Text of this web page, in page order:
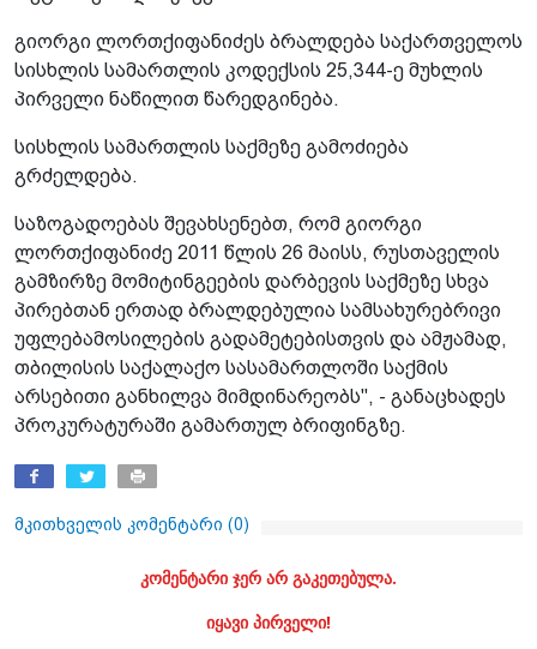
გიორგი ლორთქიფანიძეს ბრალდება საქართველოს
სისხლის სამართლის კოდექსის 25,344-ე მუხლის
პირველი ნაწილით წარედგინება.
სისხლის სამართლის საქმეზე გამოძიება
გრძელდება.
საზოგადოებას შევახსენებთ, რომ გიორგი
ლორთქიფანიძე 2011 წლის 26 მაისს, რუსთაველის
გამზირზე მომიტინგეების დარბევის საქმეზე სხვა
პირებთან ერთად ბრალდებულია სამსახურებრივი
უფლებამოსილების გადამეტებისთვის და ამჟამად,
თბილისის საქალაქო სასამართლოში საქმის
არსებითი განხილვა მიმდინარეობს", - განაცხადეს
პროკურატურაში გამართულ ბრიფინგზე.
მკითხველის კომენტარი (0)
კომენტარი ჯერ არ გაკეთებულა.
იყავი პირველი!